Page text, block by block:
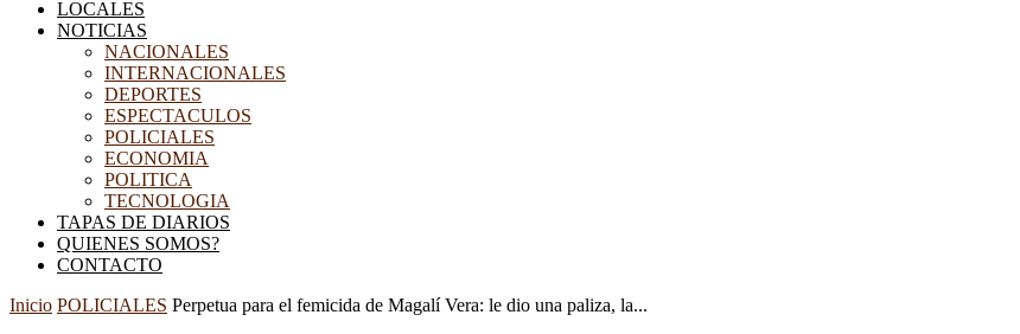
LOCALES
NOTICIAS
NACIONALES
INTERNACIONALES
DEPORTES
ESPECTACULOS
POLICIALES
ECONOMIA
POLITICA
TECNOLOGIA
TAPAS DE DIARIOS
QUIENES SOMOS?
CONTACTO
Inicio POLICIALES Perpetua para el femicida de Magalí Vera: le dio una paliza, la...